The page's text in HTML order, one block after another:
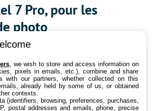
7 Pro, pour les
photo
, we wish to store and access information on
pixels in emails, etc.), combine and share
with our partners, whether collected on this
already held by some of us, or obtained
contexts.
(identifiers, browsing, preferences, purchases,
postal addresses and emails, phone, precise